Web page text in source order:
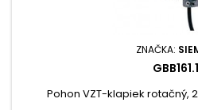
ZNAČKA:
Pohon VZT-klapiek rotačný,